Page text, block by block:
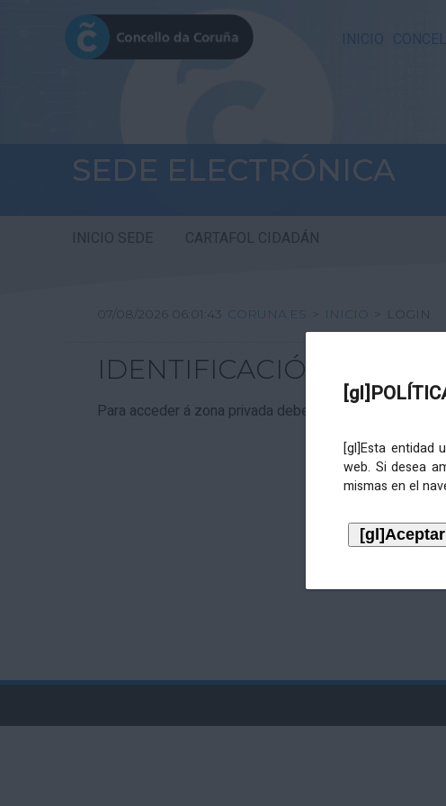
INICIO
SEDE ELECTRÓNICA
INICIO SEDE CARTAFOL CIDADÁN
[gl]Esta entidad
web. Si desea
mismas en el
07/08/2026 06:01:43 CORUNA.ES > INICIO > LOGIN
IDENTIFICACIÓN
Para acceder á zona privada debe identificarse